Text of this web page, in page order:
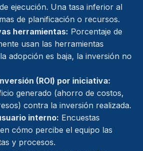
ejecución. Una tasa inferior al
de planificación o recursos.
herramientas: Porcentaje de
usan las herramientas
adopción es baja, la inversión no
(ROI) por iniciativa:
generado (ahorro de costos,
contra la inversión realizada.
interno: Encuestas
cómo percibe el equipo las
y procesos.